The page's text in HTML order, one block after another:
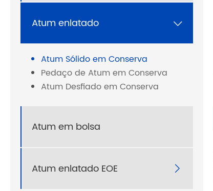
Atum enlatado 
Atum Sólido em Conserva
Pedaço de Atum em Conserva
Atum Desfiado em Conserva
Atum em bolsa
Atum enlatado EOE 